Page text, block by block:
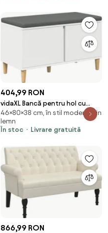
404,99 RON
vidaXL Bancă pentru hol cu
pernă cu depozitare Alb 80 x 38
x 46 cm
46×80×38 cm, în stil modern, din
lemn
În stoc
Livrare gratuită
866,99 RON